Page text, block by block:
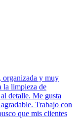
organizada y muy
la limpieza de
detalle. Me gusta
Trabajo con
que mis clientes